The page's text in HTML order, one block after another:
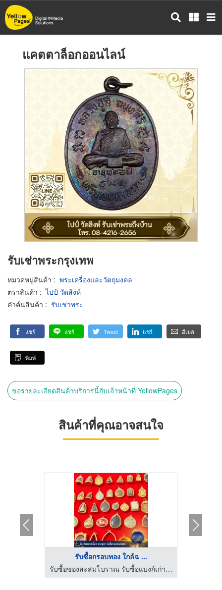
ข้าม
ไป
แคตตาล็อกออนไลน์
รับเช่าพระกรุงเทพ
หมวดหมู่สินค้า : พระเครื่องและวัตถุมงคล
ตราสินค้า :ไปป์ วัดสิงห์
คำค้นสินค้า : รับเช่าพระ
แชร์ แชร์ Tweet แชร์ อีเมล
พิมพ์
ขอรายละเอียดสินค้าบริการนี้กับเจ้าหน้าที่ YellowPages
สินค้าที่คุณอาจสนใจ
รับซื้อกรอบทอง ใกล้ฉ ...
รับซื้อของสะสมโบราณ รับซื้อแบงก์เก่า รับเช่าพระ - ราชาธนบัตรไทย